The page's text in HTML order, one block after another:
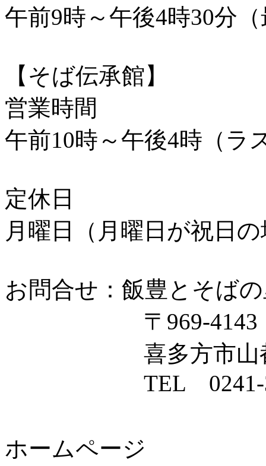
午前9時～午後4時30分
【そば伝承館】
営業時間
午前10時～午後4時（ラ
定休日
月曜日（月曜日が祝日
お問合せ：飯豊とそば
〒969-4143
喜多方市山都町
TEL 0241-38-
ホームページ